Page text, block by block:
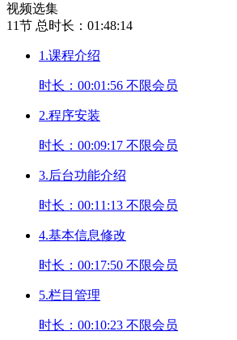
视频选集
11节 总时长：01:48:14
1.课程介绍
时长：00:01:56 不限会员
2.程序安装
时长：00:09:17 不限会员
3.后台功能介绍
时长：00:11:13 不限会员
4.基本信息修改
时长：00:17:50 不限会员
5.栏目管理
时长：00:10:23 不限会员